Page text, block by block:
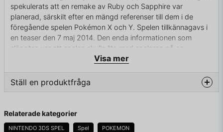
spekulerats att en remake av Ruby och Sapphire var
planerad, särskilt efter en mängd referenser till dem i de
föregående spelen Pokémon X och Y. Spelen tillkännagavs i
en teaser den 7 maj 2014. Den enda informationen som
släpptes var att spelen skulle "ta med spelaren på en
dramatisk saga som utspelar sig i en ny spektakulär
om remakes av Ruby och Sapphire eller helt nya spel. Satoru
Iwata, Nintendos dåvarande president kunde bekräfta att
2002
I en trailer från Nintendos Electronic Entertainment Expo
Visa mer
Ställ en produktfråga
Fråga oss något om denna produkten...
Relaterade kategorier
NINTENDO 3DS SPEL Spel POKEMON